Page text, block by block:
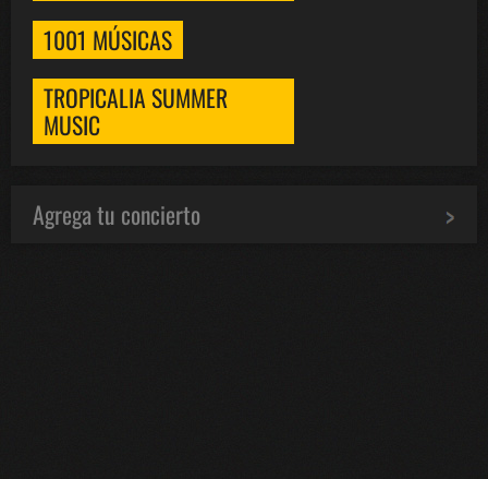
1001 MÚSICAS
TROPICALIA SUMMER
MUSIC
Agrega tu concierto